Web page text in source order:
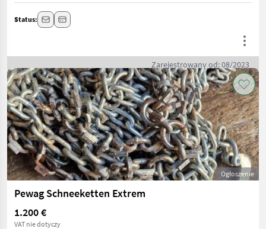
Status:
Zarejestrowany od: 08/2023
Ogłoszenie
Pewag Schneeketten Extrem
1.200 €
VAT nie dotyczy